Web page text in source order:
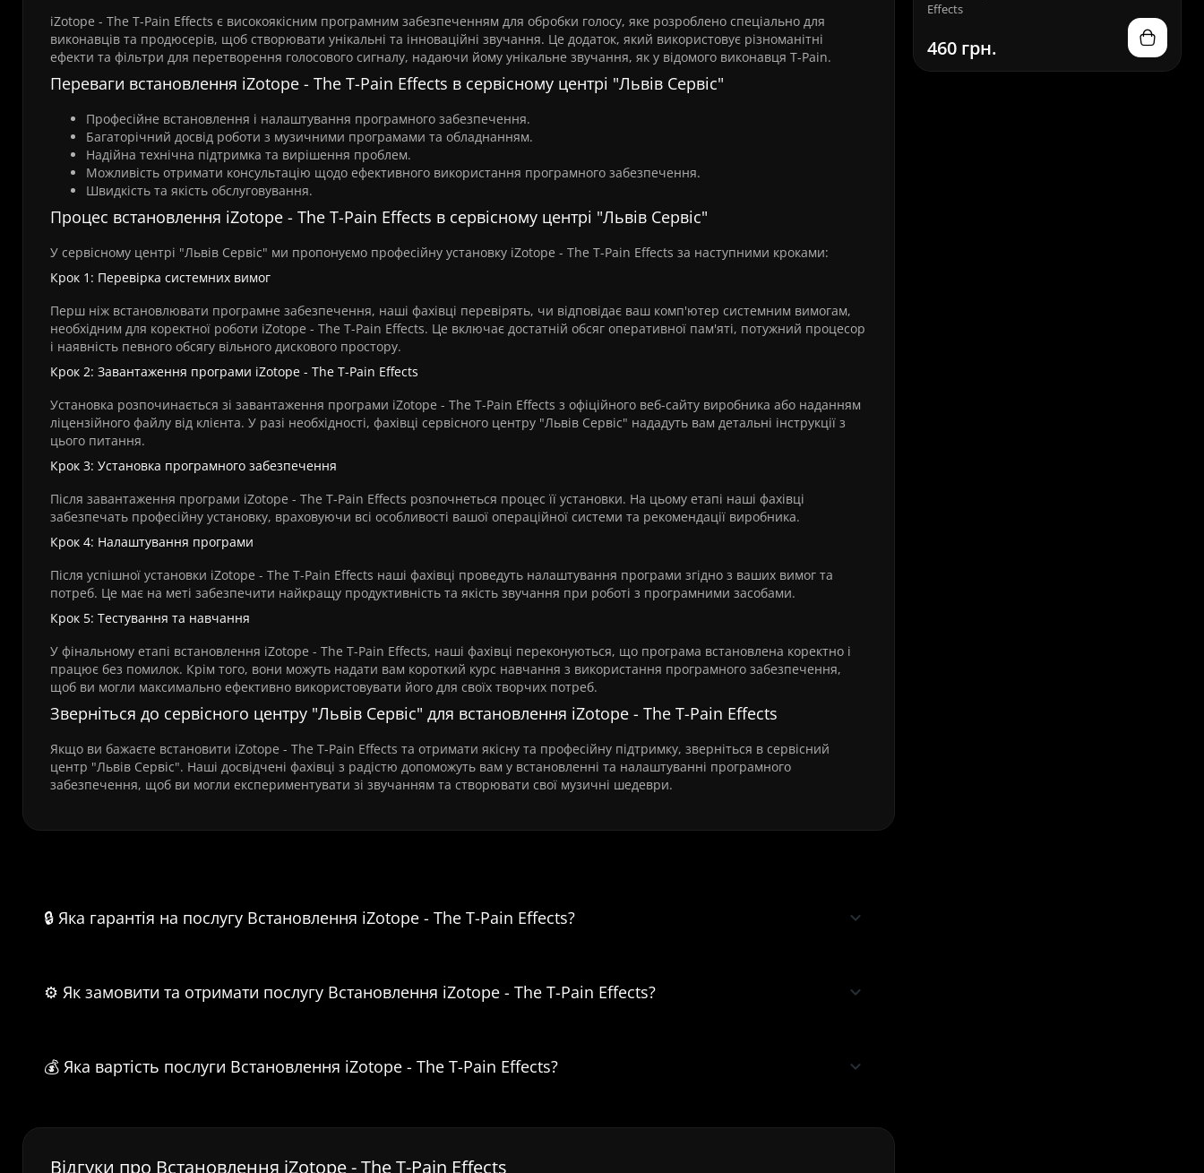
iZotope - The T-Pain Effects є високоякісним програмним забезпеченням для обробки голосу, яке розроблено спеціально для
виконавців та продюсерів, щоб створювати унікальні та інноваційні звучання. Це додаток, який використовує різноманітні
ефекти та фільтри для перетворення голосового сигналу, надаючи йому унікальне звучання, як у відомого виконавця T-Pain.
Переваги встановлення iZotope - The T-Pain Effects в сервісному центрі "Львів Сервіс"
Професійне встановлення і налаштування програмного забезпечення.
Багаторічний досвід роботи з музичними програмами та обладнанням.
Надійна технічна підтримка та вирішення проблем.
Можливість отримати консультацію щодо ефективного використання програмного забезпечення.
Швидкість та якість обслуговування.
Процес встановлення iZotope - The T-Pain Effects в сервісному центрі "Львів Сервіс"
У сервісному центрі "Львів Сервіс" ми пропонуємо професійну установку iZotope - The T-Pain Effects за наступними кроками:
Крок 1: Перевірка системних вимог
Перш ніж встановлювати програмне забезпечення, наші фахівці перевірять, чи відповідає ваш комп'ютер системним вимогам,
необхідним для коректної роботи iZotope - The T-Pain Effects. Це включає достатній обсяг оперативної пам'яті, потужний процесор
і наявність певного обсягу вільного дискового простору.
Крок 2: Завантаження програми iZotope - The T-Pain Effects
Установка розпочинається зі завантаження програми iZotope - The T-Pain Effects з офіційного веб-сайту виробника або наданням
ліцензійного файлу від клієнта. У разі необхідності, фахівці сервісного центру "Львів Сервіс" нададуть вам детальні інструкції з
цього питання.
Крок 3: Установка програмного забезпечення
Після завантаження програми iZotope - The T-Pain Effects розпочнеться процес її установки. На цьому етапі наші фахівці
забезпечать професійну установку, враховуючи всі особливості вашої операційної системи та рекомендації виробника.
Крок 4: Налаштування програми
Після успішної установки iZotope - The T-Pain Effects наші фахівці проведуть налаштування програми згідно з ваших вимог та
потреб. Це має на меті забезпечити найкращу продуктивність та якість звучання при роботі з програмними засобами.
Крок 5: Тестування та навчання
У фінальному етапі встановлення iZotope - The T-Pain Effects, наші фахівці переконуються, що програма встановлена коректно і
працює без помилок. Крім того, вони можуть надати вам короткий курс навчання з використання програмного забезпечення,
щоб ви могли максимально ефективно використовувати його для своїх творчих потреб.
Зверніться до сервісного центру "Львів Сервіс" для встановлення iZotope - The T-Pain Effects
Якщо ви бажаєте встановити iZotope - The T-Pain Effects та отримати якісну та професійну підтримку, зверніться в сервісний
центр "Львів Сервіс". Наші досвідчені фахівці з радістю допоможуть вам у встановленні та налаштуванні програмного
забезпечення, щоб ви могли експериментувати зі звучанням та створювати свої музичні шедеври.
🔒 Яка гарантія на послугу Встановлення iZotope - The T-Pain Effects?
⚙️ Як замовити та отримати послугу Встановлення iZotope - The T-Pain Effects?
💰 Яка вартість послуги Встановлення iZotope - The T-Pain Effects?
Відгуки про Встановлення iZotope - The T-Pain Effects
Effects
460 грн.